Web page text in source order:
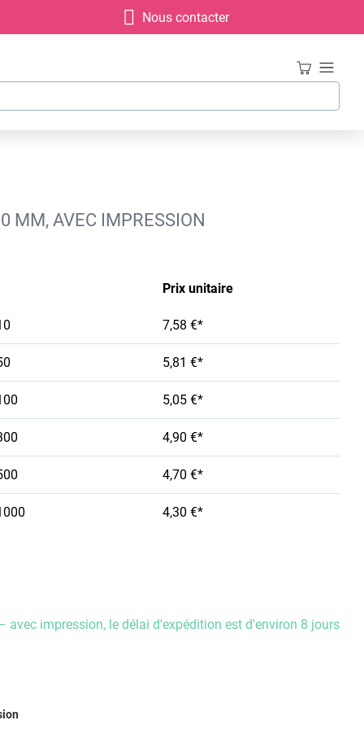
Nous contacter
MM, AVEC IMPRESSION
Prix unitaire
7,58 €*
5,81 €*
5,05 €*
4,90 €*
4,70 €*
4,30 €*
avec impression, le délai d'expédition est d'environ 8 jours